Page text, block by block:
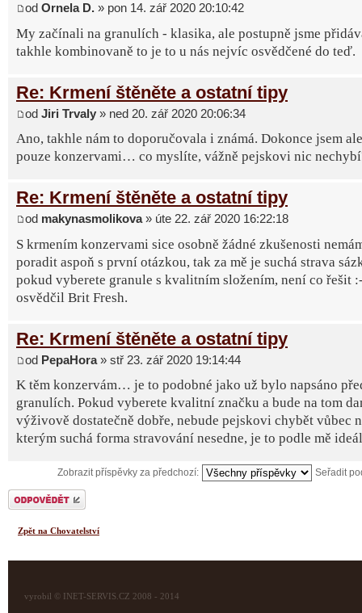
od Ornela D. » pon 14. zář 2020 20:10:42
My začínali na granulích - klasika, ale postupně jsme
takhle kombinovaně to je to u nás nejvíc osvědčené do teď.
Re: Krmení štěněte a ostatní tipy
od Jiri Trvaly » ned 20. zář 2020 20:06:34
Ano, takhle nám to doporučovala i známá. Dokonce jsem
pouze konzervami… co myslíte, vážně pejskovi nic
Re: Krmení štěněte a ostatní tipy
od makynasmolikova» úte 22. zář 2020 16:22:18
S krmením konzervami sice osobně žádné zkušenosti
poradit aspoň s první otázkou, tak za mě je suchá strava
pokud vyberete granule s kvalitním složením, není co řešit
osvědčil Brit Fresh.
Re: Krmení štěněte a ostatní tipy
od PepaHora» stř 23. zář 2020 19:14:44
K těm konzervám… je to podobné jako už bylo napsáno
granulích. Pokud vyberete kvalitní značku a bude na tom
výživově dostatečně dobře, nebude pejskovi chybět vůbec
kterým suchá forma stravování nesedne, je to podle mě
Zobrazit příspěvky za předchozí: Seřadit
Odeslat odpověď
Zpět na Chovatelství
vyrobil © INET-SERVIS.CZ 2008 - 2014